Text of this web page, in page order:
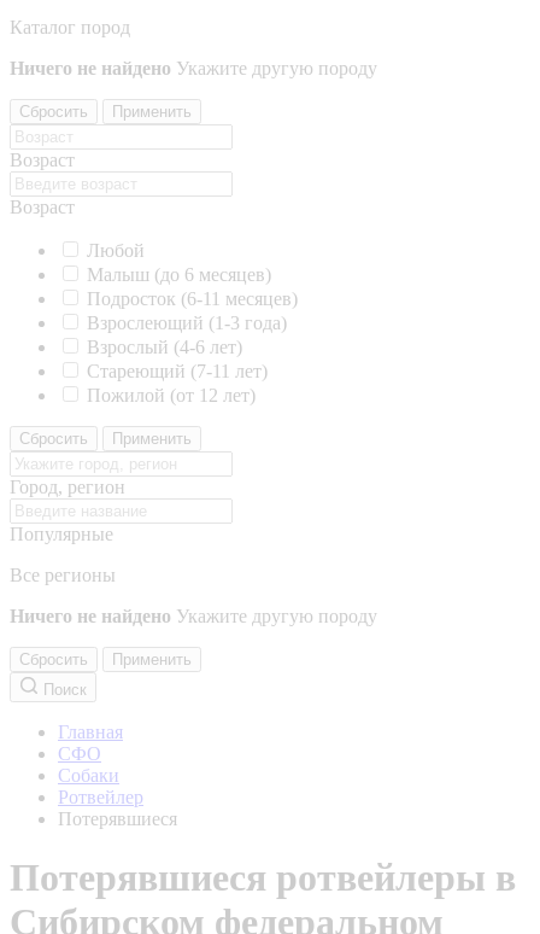
Каталог пород
Ничего не найдено Укажите другую породу
Сбросить Применить
Возраст
Возраст
Любой
Малыш (до 6 месяцев)
Подросток (6-11 месяцев)
Взрослеющий (1-3 года)
Взрослый (4-6 лет)
Стареющий (7-11 лет)
Пожилой (от 12 лет)
Сбросить Применить
Город, регион
Популярные
Все регионы
Ничего не найдено Укажите другую породу
Сбросить
Применить
Поиск
Главная
СФО
Собаки
Ротвейлер
Потерявшиеся
Потерявшиеся ротвейлеры в
Сибирском федеральном